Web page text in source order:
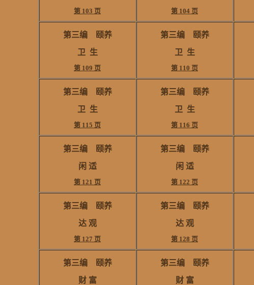
第 103 页 第 104 页
第三编 颐养
卫 生
第 109 页
第三编 颐养
卫 生
第 110 页
第三编 颐养
卫 生
第 115 页
第三编 颐养
卫 生
第 116 页
第三编 颐养
闲 适
第 121 页
第三编 颐养
闲 适
第 122 页
第三编 颐养
达 观
第 127 页
第三编 颐养
达 观
第 128 页
第三编 颐养
财 富
第三编 颐养
财 富